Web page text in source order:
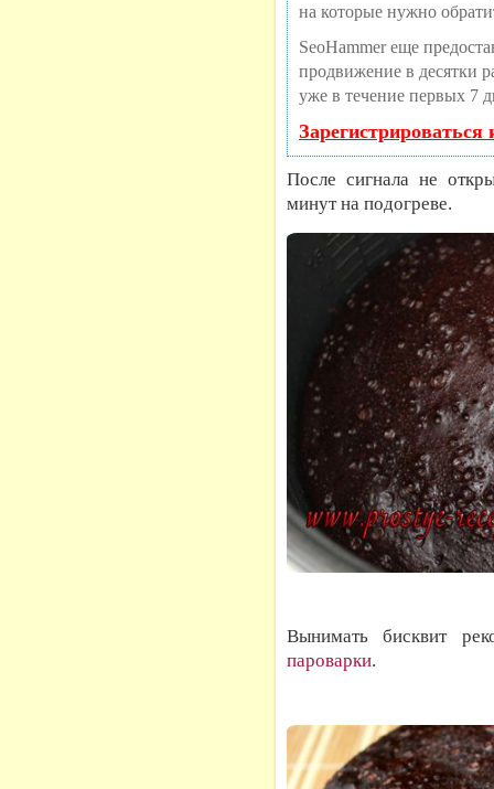
на которые нужно
SeoHammer еще
продвижение в десятки
уже в течение первых 7
После сигнала не
минут на подогреве.
Вынимать бисквит
пароварки.